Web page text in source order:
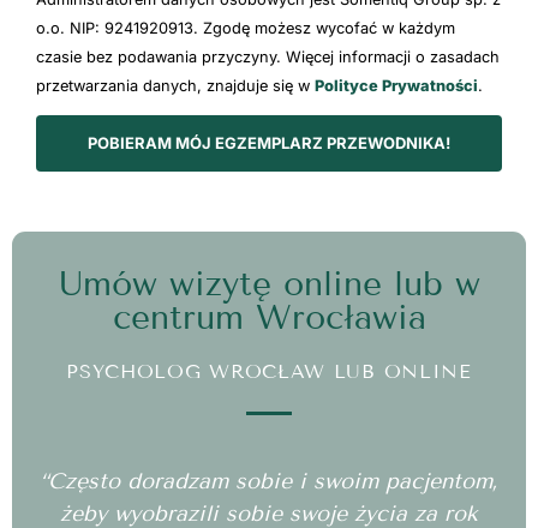
o.o. NIP: 9241920913. Zgodę możesz wycofać w każdym
czasie bez podawania przyczyny. Więcej informacji o zasadach
przetwarzania danych, znajduje się w Polityce Prywatności.
POBIERAM MÓJ EGZEMPLARZ PRZEWODNIKA!
Umów wizytę online lub w
centrum Wrocławia
PSYCHOLOG WROCŁAW LUB ONLINE
“Często doradzam sobie i swoim pacjentom,
żeby wyobrazili sobie swoje życia za rok